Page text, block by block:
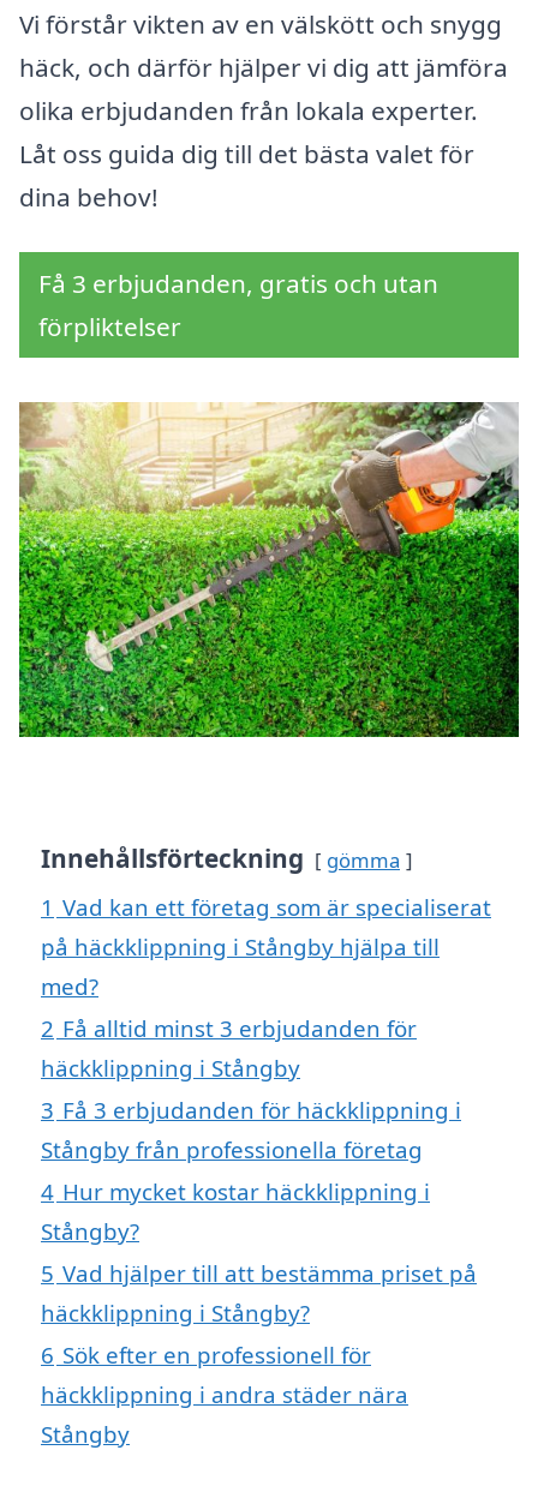
Vi förstår vikten av en välskött och snygg
häck, och därför hjälper vi dig att jämföra
olika erbjudanden från lokala experter.
Låt oss guida dig till det bästa valet för
dina behov!
Få 3 erbjudanden, gratis och utan
förpliktelser
Innehållsförteckning gömma
1 Vad kan ett företag som är specialiserat
på häckklippning i Stångby hjälpa till
med?
2 Få alltid minst 3 erbjudanden för
häckklippning i Stångby
3 Få 3 erbjudanden för häckklippning i
Stångby från professionella företag
4 Hur mycket kostar häckklippning i
Stångby?
5 Vad hjälper till att bestämma priset på
häckklippning i Stångby?
6 Sök efter en professionell för
häckklippning i andra städer nära
Stångby